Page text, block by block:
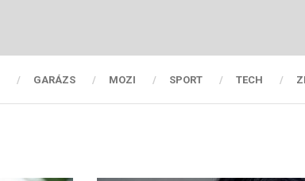
GARÁZS MOZI SPORT TECH